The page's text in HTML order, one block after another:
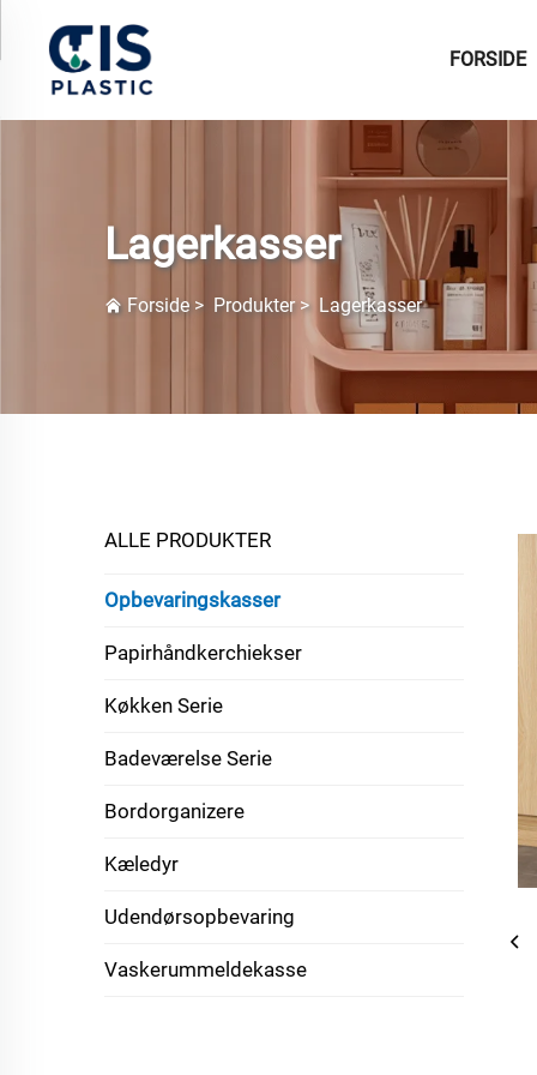
FORSIDE
Lagerkasser
Forside > Produkter> Lagerkasser
ALLE PRODUKTER
Opbevaringskasser
Papirhåndkerchiekser
Køkken Serie
Badeværelse Serie
Bordorganizere
Kæledyr
Udendørsopbevaring
Vaskerummeldekasse